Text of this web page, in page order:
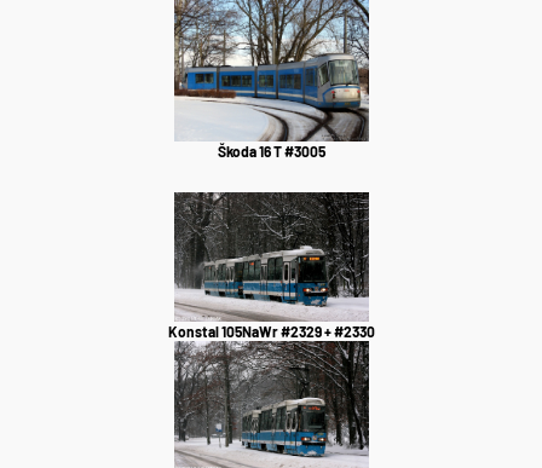
Škoda 16 T #3005
Konstal 105NaWr #2329 + #2330